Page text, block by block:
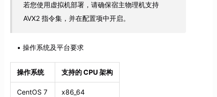
若您使用虚拟机部署，请确保宿主物理机支持
AVX2 指令集，并在配置项中开启。
操作系统及平台要求
操作系统 支持的 CPU 架构
CentOS 7 x86_64